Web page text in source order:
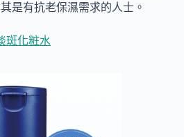
是有抗老保濕需求的人士。
斑化粧水